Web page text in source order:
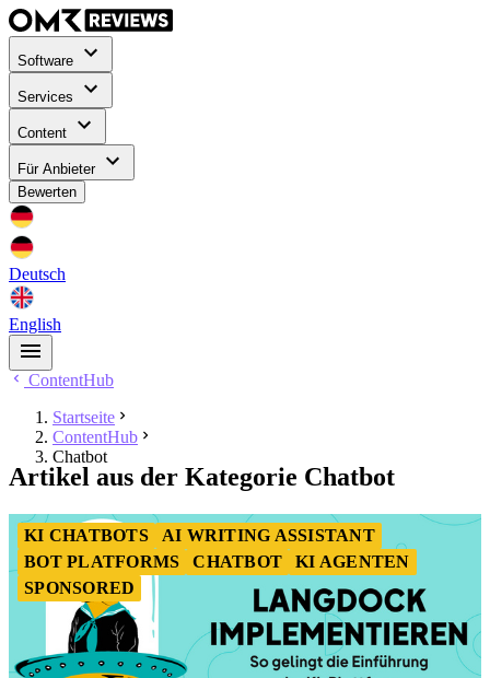
Software
Services
Content
Für Anbieter
Bewerten
Deutsch
English
ContentHub
Startseite
ContentHub
Chatbot
Artikel aus der Kategorie Chatbot
KI CHATBOTS
AI WRITING ASSISTANT
BOT PLATFORMS
CHATBOT
KI AGENTEN
SPONSORED